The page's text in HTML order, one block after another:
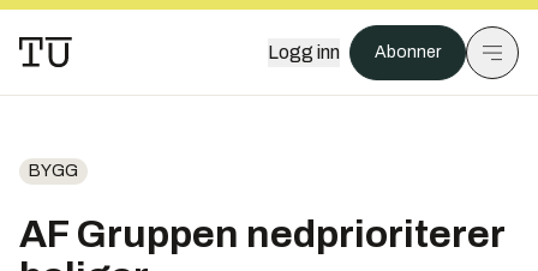
Logg inn Abonner
BYGG
AF Gruppen nedprioriterer